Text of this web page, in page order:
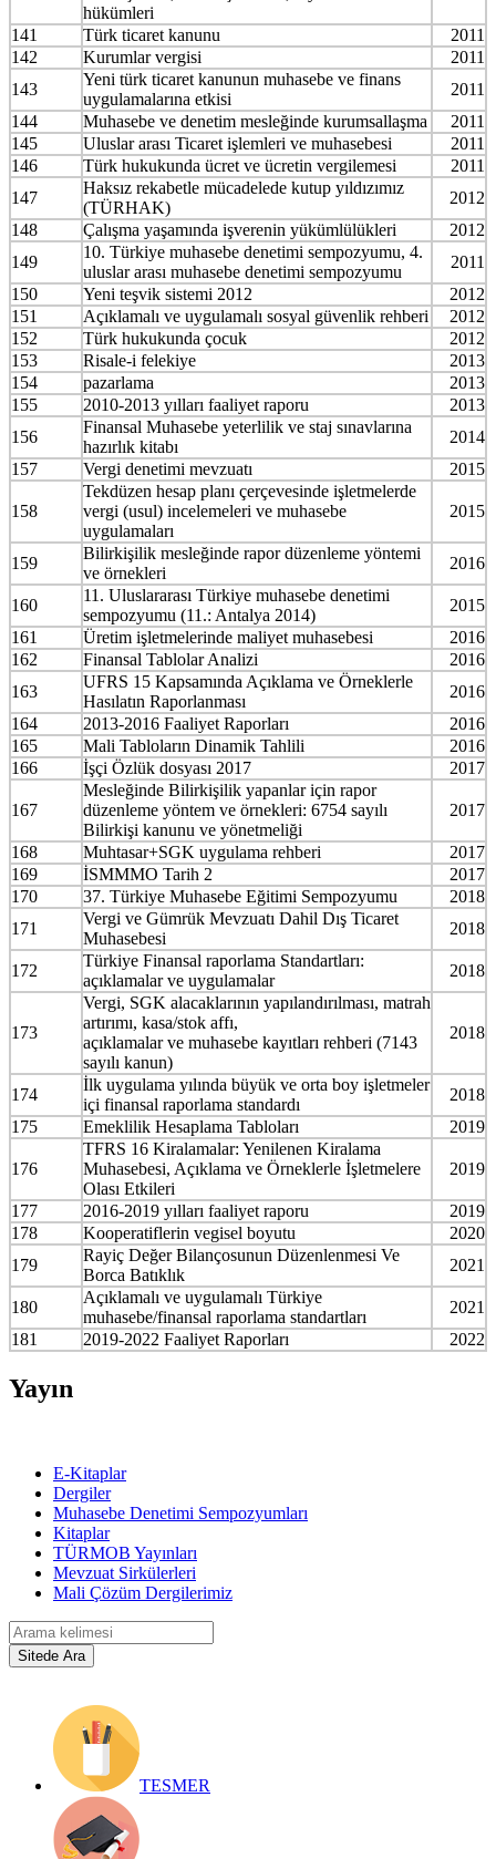
hükümleri
141
Türk ticaret kanunu
2011
142
Kurumlar vergisi
2011
143
Yeni türk ticaret kanunun muhasebe ve finans
uygulamalarına etkisi
2011
144
Muhasebe ve denetim mesleğinde kurumsallaşma
2011
145
Uluslar arası Ticaret işlemleri ve muhasebesi
2011
146
Türk hukukunda ücret ve ücretin vergilemesi
2011
147
Haksız rekabetle mücadelede kutup yıldızımız
(TÜRHAK)
2012
148
Çalışma yaşamında işverenin yükümlülükleri
2012
149
10. Türkiye muhasebe denetimi sempozyumu, 4.
uluslar arası muhasebe denetimi sempozyumu
2011
150
Yeni teşvik sistemi 2012
2012
151
Açıklamalı ve uygulamalı sosyal güvenlik rehberi
2012
152
Türk hukukunda çocuk
2012
153
Risale-i felekiye
2013
154
pazarlama
2013
155
2010-2013 yılları faaliyet raporu
2013
156
Finansal Muhasebe yeterlilik ve staj sınavlarına
hazırlık kitabı
2014
157
Vergi denetimi mevzuatı 2015
158
Tekdüzen hesap planı çerçevesinde işletmelerde
vergi (usul) incelemeleri ve muhasebe
uygulamaları
2015
159
Bilirkişilik mesleğinde rapor düzenleme yöntemi
ve örnekleri
2016
160
11. Uluslararası Türkiye muhasebe denetimi
sempozyumu (11.: Antalya 2014)
2015
161
Üretim işletmelerinde maliyet muhasebesi
2016
162
Finansal Tablolar Analizi
2016
163
UFRS 15 Kapsamında Açıklama ve Örneklerle
Hasılatın Raporlanması
2016
164
2013-2016 Faaliyet Raporları
2016
165
Mali Tabloların Dinamik Tahlili
2016
166
İşçi Özlük dosyası 2017 2017
167
Mesleğinde Bilirkişilik yapanlar için rapor
düzenleme yöntem ve örnekleri: 6754 sayılı
Bilirkişi kanunu ve yönetmeliği
2017
168 Muhtasar+SGK uygulama rehberi
2017
169
İSMMMO Tarih 2
2017
170
37. Türkiye Muhasebe Eğitimi Sempozyumu
2018
171
Vergi ve Gümrük Mevzuatı Dahil Dış Ticaret
Muhasebesi
2018
172
Türkiye Finansal raporlama Standartları:
açıklamalar ve uygulamalar
2018
173
Vergi, SGK alacaklarının yapılandırılması, matrah
artırımı, kasa/stok affı,
açıklamalar ve muhasebe kayıtları rehberi (7143
sayılı kanun)
2018
174
İlk uygulama yılında büyük ve orta boy işletmeler
içi finansal raporlama standardı
2018
175
Emeklilik Hesaplama Tabloları 2019
176
TFRS 16 Kiralamalar: Yenilenen Kiralama
Muhasebesi, Açıklama ve Örneklerle İşletmelere
Olası Etkileri
2019
177 2016-2019 yılları faaliyet raporu
2019
178
Kooperatiflerin vegisel boyutu
2020
179
Rayiç Değer Bilançosunun Düzenlenmesi Ve
Borca Batıklık
2021
180
Açıklamalı ve uygulamalı Türkiye
muhasebe/finansal raporlama standartları
2021
181
2019-2022 Faaliyet Raporları 2022
Yayın
E-Kitaplar
Dergiler
Muhasebe Denetimi Sempozyumları
Kitaplar
TÜRMOB Yayınları
Mevzuat Sirkülerleri
Mali Çözüm Dergilerimiz
TESMER